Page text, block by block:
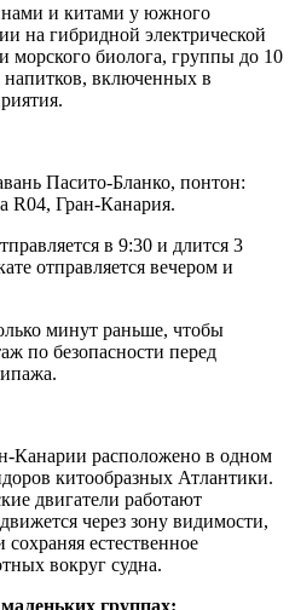
и китами у южного
на гибридной электрической
морского биолога, группы до 10
напитков, включенных в
Пасито-Бланко, понтон:
R04, Гран-Канария.
в 9:30 и длится 3
отправляется вечером и
минут раньше, чтобы
по безопасности перед
Канарии расположено в одном
китообразных Атлантики.
двигатели работают
через зону видимости,
естественное
вокруг судна.
группах: